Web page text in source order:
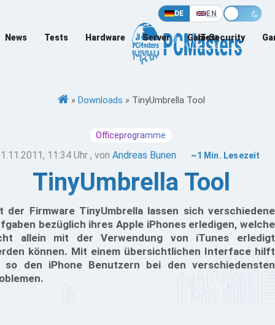
DE EN
News Tests Hardware Server Games
IT-Security
» Downloads » TinyUmbrella Tool
Officeprogramme
11:34 Uhr , vonAndreas Bunen ~1 Min. Lesezeit
TinyUmbrella Tool
der Firmware TinyUmbrella lassen sich verschiedene
bezüglich ihres Apple iPhones erledigen, welche
allein mit der Verwendung von iTunes erledigt
können. Mit einem übersichtlichen Interface hilft
so den iPhone Benutzern bei den verschiedensten